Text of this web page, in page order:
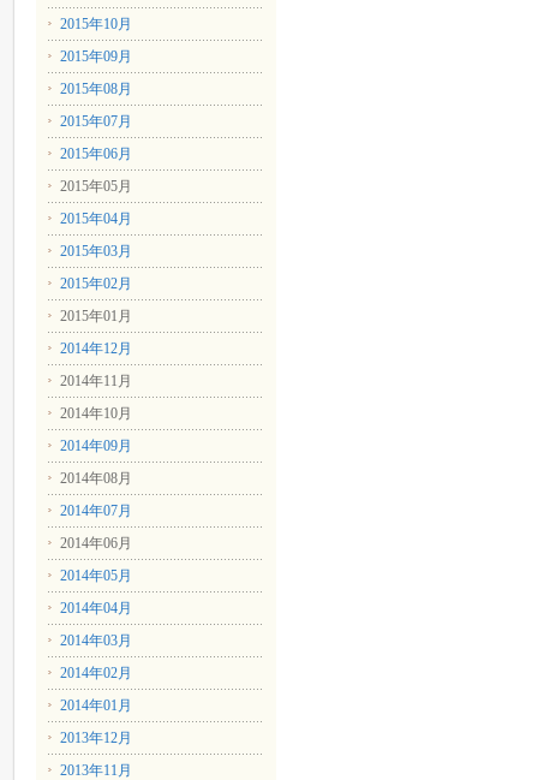
2015年10月
2015年09月
2015年08月
2015年07月
2015年06月
2015年05月
2015年04月
2015年03月
2015年02月
2015年01月
2014年12月
2014年11月
2014年10月
2014年09月
2014年08月
2014年07月
2014年06月
2014年05月
2014年04月
2014年03月
2014年02月
2014年01月
2013年12月
2013年11月